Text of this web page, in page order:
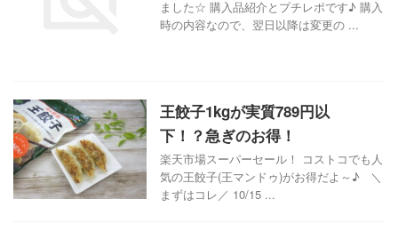
ました☆ 購入品紹介とプチレポです♪ 購入
時の内容なので、翌日以降は変更の ...
王餃子1kgが実質789円以
下！？急ぎのお得！
楽天市場スーパーセール！ コストコでも人
気の王餃子(王マンドゥ)がお得だよ～♪ ＼
まずはコレ／ 10/15 ...